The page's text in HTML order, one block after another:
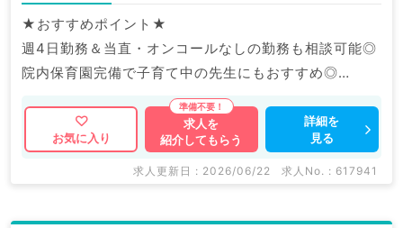
★おすすめポイント★
週4日勤務＆当直・オンコールなしの勤務も相談可能◎
院内保育園完備で子育て中の先生にもおすすめ◎
福利厚生充実の大手グループ病院でのご勤務です。
マイナビDOCTORでは病院やクリニックなどの医療機
関求人はもちろんのこと、
求人内容の詳細等はお気軽にお問合せ下さい。
お気に入り
求人を
紹介してもらう
詳細を
見る
求人更新日 : 2026/06/22 求人No. : 617941